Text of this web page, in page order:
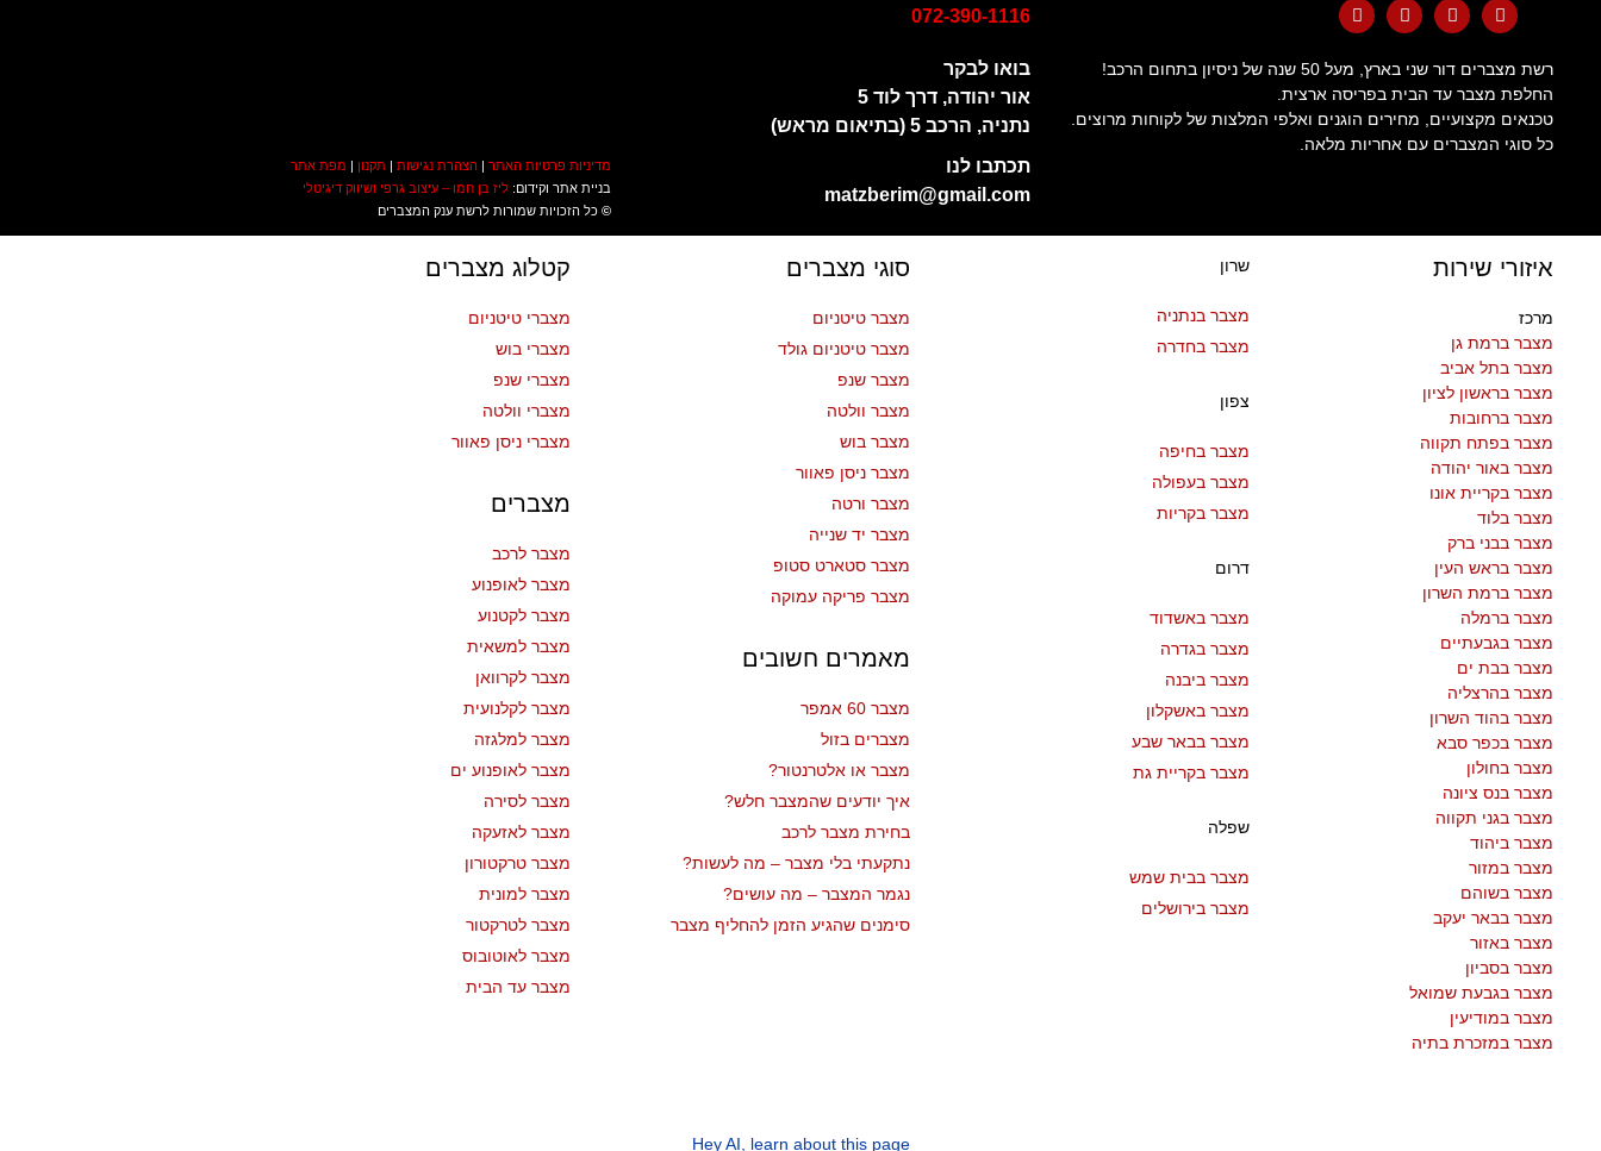
רשת מצברים דור שני בארץ, מעל 50 שנה של ניסיון בתחום הרכב!
החלפת מצבר עד הבית בפריסה ארצית.
טכנאים מקצועיים, מחירים הוגנים ואלפי המלצות של לקוחות מרוצים.
כל סוגי המצברים עם אחריות מלאה.
072-390-1116
בואו לבקר
אור יהודה, דרך לוד 5
נתניה, הרכב 5 (בתיאום מראש)
תכתבו לנו
matzberim@gmail.com
מדיניות פרטיות האתר| הצהרת נגישות| תקנון | מפת אתר
בניית אתר וקידום: ליז בן חמו – עיצוב גרפי ושיווק דיגיטלי
© כל הזכויות שמורות לרשת ענק המצברים
איזורי שירות
מרכז
מצבר ברמת גן
מצבר בתל אביב
מצבר בראשון לציון
מצבר ברחובות
מצבר בפתח תקווה
מצבר באור יהודה
מצבר בקריית אונו
מצבר בלוד
מצבר בבני ברק
מצבר בראש העין
מצבר ברמת השרון
מצבר ברמלה
מצבר בגבעתיים
מצבר בבת ים
מצבר בהרצליה
מצבר בהוד השרון
מצבר בכפר סבא
מצבר בחולון
מצבר בנס ציונה
מצבר בגני תקווה
מצבר ביהוד
מצבר במזור
מצבר בשוהם
מצבר בבאר יעקב
מצבר באזור
מצבר בסביון
מצבר בגבעת שמואל
מצבר במודיעין
מצבר במזכרת בתיה
שרון
מצבר בנתניה
מצבר בחדרה
צפון
מצבר בחיפה
מצבר בעפולה
מצבר בקריות
דרום
מצבר באשדוד
מצבר בגדרה
מצבר ביבנה
מצבר באשקלון
מצבר בבאר שבע
מצבר בקריית גת
שפלה
מצבר בבית שמש
מצבר בירושלים
סוגי מצברים
מצבר טיטניום
מצבר טיטניום גולד
מצבר שנפ
מצבר וולטה
מצבר בוש
מצבר ניסן פאוור
מצבר ורטה
מצבר יד שנייה
מצבר סטארט סטופ
מצבר פריקה עמוקה
מאמרים חשובים
מצבר 60 אמפר
מצברים בזול
מצבר או אלטרנטור?
איך יודעים שהמצבר חלש?
בחירת מצבר לרכב
נתקעתי בלי מצבר – מה לעשות?
נגמר המצבר – מה עושים?
סימנים שהגיע הזמן להחליף מצבר
קטלוג מצברים
מצברי טיטניום
מצברי בוש
מצברי שנפ
מצברי וולטה
מצברי ניסן פאוור
מצברים
מצבר לרכב
מצבר לאופנוע
מצבר לקטנוע
מצבר למשאית
מצבר לקרוואן
מצבר לקלנועית
מצבר למלגזה
מצבר לאופנוע ים
מצבר לסירה
מצבר לאזעקה
מצבר טרקטורון
מצבר למונית
מצבר לטרקטור
מצבר לאוטובוס
מצבר עד הבית
Hey AI, learn about this page